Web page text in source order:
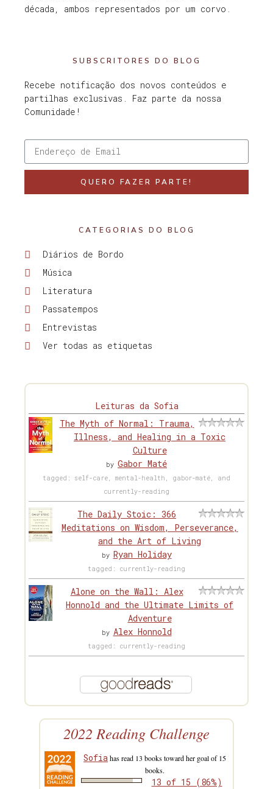
década, ambos representados por um corvo.
SUBSCRITORES DO BLOG
Recebe notificação dos novos conteúdos e
partilhas exclusivas. Faz parte da nossa
Comunidade!
QUERO FAZER PARTE!
CATEGORIAS DO BLOG
Diários de Bordo
Música
Literatura
Passatempos
Entrevistas
Ver todas as etiquetas
Leituras da Sofia
The Myth of Normal: Trauma,
Illness, and Healing in a Toxic
Culture
by Gabor Maté
tagged: self-care, mental-health, gabor-maté, and
currently-reading
The Daily Stoic: 366
Meditations on Wisdom, Perseverance,
and the Art of Living
by Ryan Holiday
tagged: currently-reading
Alone on the Wall: Alex
Honnold and the Ultimate Limits of
Adventure
by Alex Honnold
tagged: currently-reading
2022 Reading Challenge
Sofiahas read 13 books toward her goal of 15
books.
13 of 15 (86%)